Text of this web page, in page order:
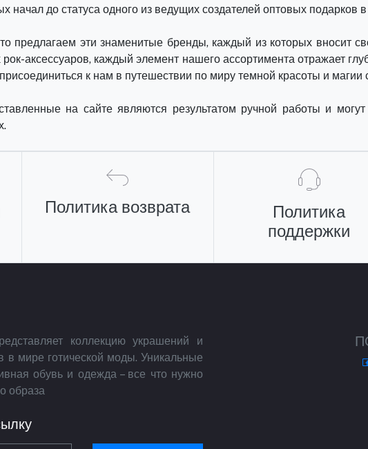
начал до статуса одного из ведущих создателей оптовых подарков
предлагаем эти знаменитые бренды, каждый из которых вносит
аксессуаров, каждый элемент нашего ассортимента отражает
к нам в путешествии по миру темной красоты и магии
на сайте являются результатом ручной работы и могут
Политика возврата
Политика
поддержки
коллекцию украшений и
в мире готической моды. Уникальные
обувь и одежда – все что нужно
образа